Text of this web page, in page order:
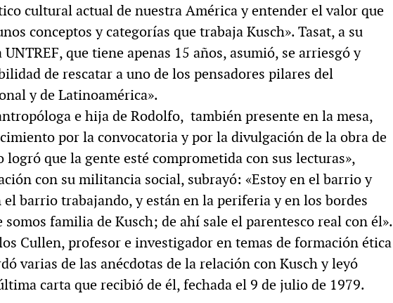
cultural actual de nuestra América y entender el valor que
conceptos y categorías que trabaja Kusch». Tasat, a su
que tiene apenas 15 años, asumió, se arriesgó y
de rescatar a uno de los pensadores pilares del
y de Latinoamérica».
e hija de Rodolfo, también presente en la mesa,
por la convocatoria y por la divulgación de la obra de
logró que la gente esté comprometida con sus lecturas»,
con su militancia social, subrayó: «Estoy en el barrio y
barrio trabajando, y están en la periferia y en los bordes
familia de Kusch; de ahí sale el parentesco real con él».
Cullen, profesor e investigador en temas de formación ética
varias de las anécdotas de la relación con Kusch y leyó
carta que recibió de él, fechada el 9 de julio de 1979.